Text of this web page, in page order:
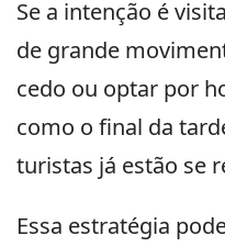
Se a intenção é
de grande
cedo ou optar por
como o final da
turistas já estão se
Essa estratégia